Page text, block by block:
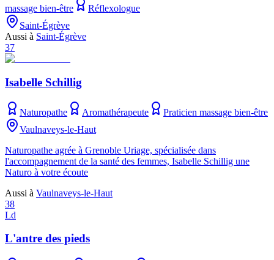
massage bien-être
Réflexologue
Saint-Égrève
Aussi à Saint-Égrève
37
Isabelle Schillig
Naturopathe Aromathérapeute
Praticien massage bien-être
Vaulnaveys-le-Haut
Naturopathe agrée à Grenoble Uriage, spécialisée dans
l'accompagnement de la santé des femmes, Isabelle Schillig une
Naturo à votre écoute
Aussi à Vaulnaveys-le-Haut
38
Ld
L'antre des pieds